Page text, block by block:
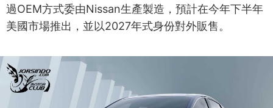
過OEM方式委由Nissan生產製造，預計在今年下半年
美國市場推出，並以2027年式身份對外販售。